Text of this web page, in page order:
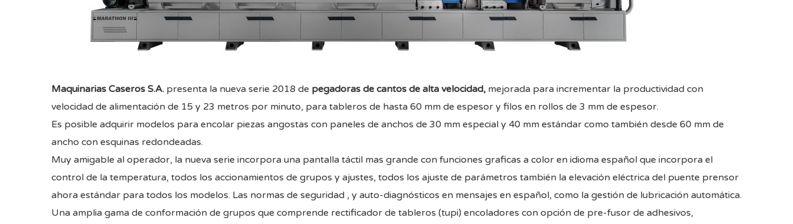
Maquinarias Caseros S.A. presenta la nueva serie 2018 de pegadoras de cantos de alta velocidad, mejorada para incrementar la productividad con
velocidad de alimentación de 15 y 23 metros por minuto, para tableros de hasta 60 mm de espesor y filos en rollos de 3 mm de espesor.
Es posible adquirir modelos para encolar piezas angostas con paneles de anchos de 30 mm especial y 40 mm estándar como también desde 60 mm de
ancho con esquinas redondeadas.
Muy amigable al operador, la nueva serie incorpora una pantalla táctil mas grande con funciones graficas a color en idioma español que incorpora el
control de la temperatura, todos los accionamientos de grupos y ajustes, todos los ajuste de parámetros también la elevación eléctrica del puente prensor
ahora estándar para todos los modelos. Las normas de seguridad , y auto-diagnósticos en mensajes en español, como la gestión de lubricación automática.
Una amplia gama de conformación de grupos que comprende rectificador de tableros (tupi) encoladores con opción de pre-fusor de adhesivos,